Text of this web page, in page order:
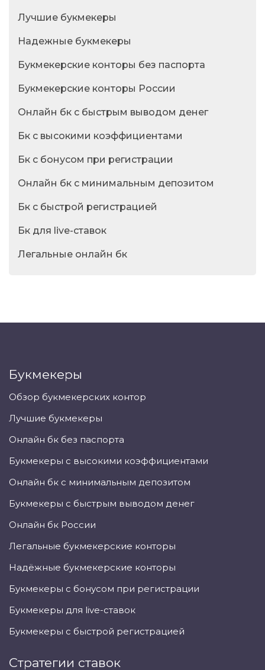
Лучшие букмекеры
Надежные букмекеры
Букмекерские конторы без паспорта
Букмекерские конторы России
Онлайн бк с быстрым выводом денег
Бк с высокими коэффициентами
Бк с бонусом при регистрации
Онлайн бк с минимальным депозитом
Бк с быстрой регистрацией
Бк для live-ставок
Легальные онлайн бк
Букмекеры
Обзор букмекерских контор
Лучшие букмекеры
Онлайн бк без паспорта
Букмекеры с высокими коэффициентами
Онлайн бк с минимальным депозитом
Букмекеры с быстрым выводом денег
Онлайн бк России
Легальные букмекерские конторы
Надёжные букмекерские конторы
Букмекеры с бонусом при регистрации
Букмекеры для live-ставок
Букмекеры с быстрой регистрацией
Стратегии ставок